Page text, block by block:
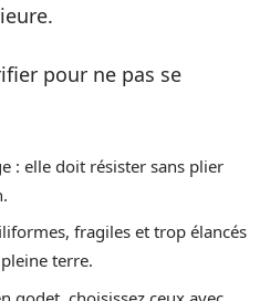
pour ne pas se
: elle doit résister sans plier
fragiles et trop élancés
terre.